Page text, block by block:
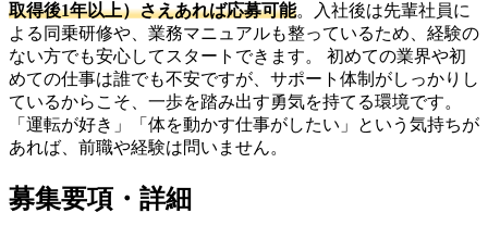
取得後1年以上）さえあれば応募可能。入社後は先輩社員に
よる同乗研修や、業務マニュアルも整っているため、経験の
ない方でも安心してスタートできます。 初めての業界や初
めての仕事は誰でも不安ですが、サポート体制がしっかりし
ているからこそ、一歩を踏み出す勇気を持てる環境です。
「運転が好き」「体を動かす仕事がしたい」という気持ちが
あれば、前職や経験は問いません。
募集要項・詳細